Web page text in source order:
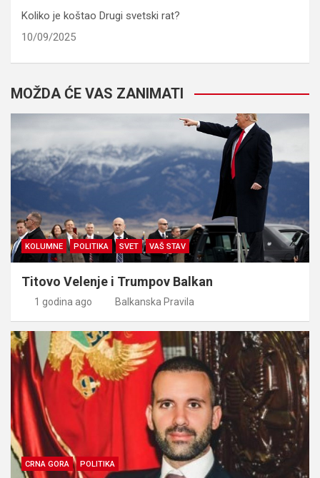
Koliko je koštao Drugi svetski rat?
10/09/2025
MOŽDA ĆE VAS ZANIMATI
KOLUMNE POLITIKA SVET VAŠ STAV
Titovo Velenje i Trumpov Balkan
1 godina ago Balkanska Pravila
CRNA GORA POLITIKA